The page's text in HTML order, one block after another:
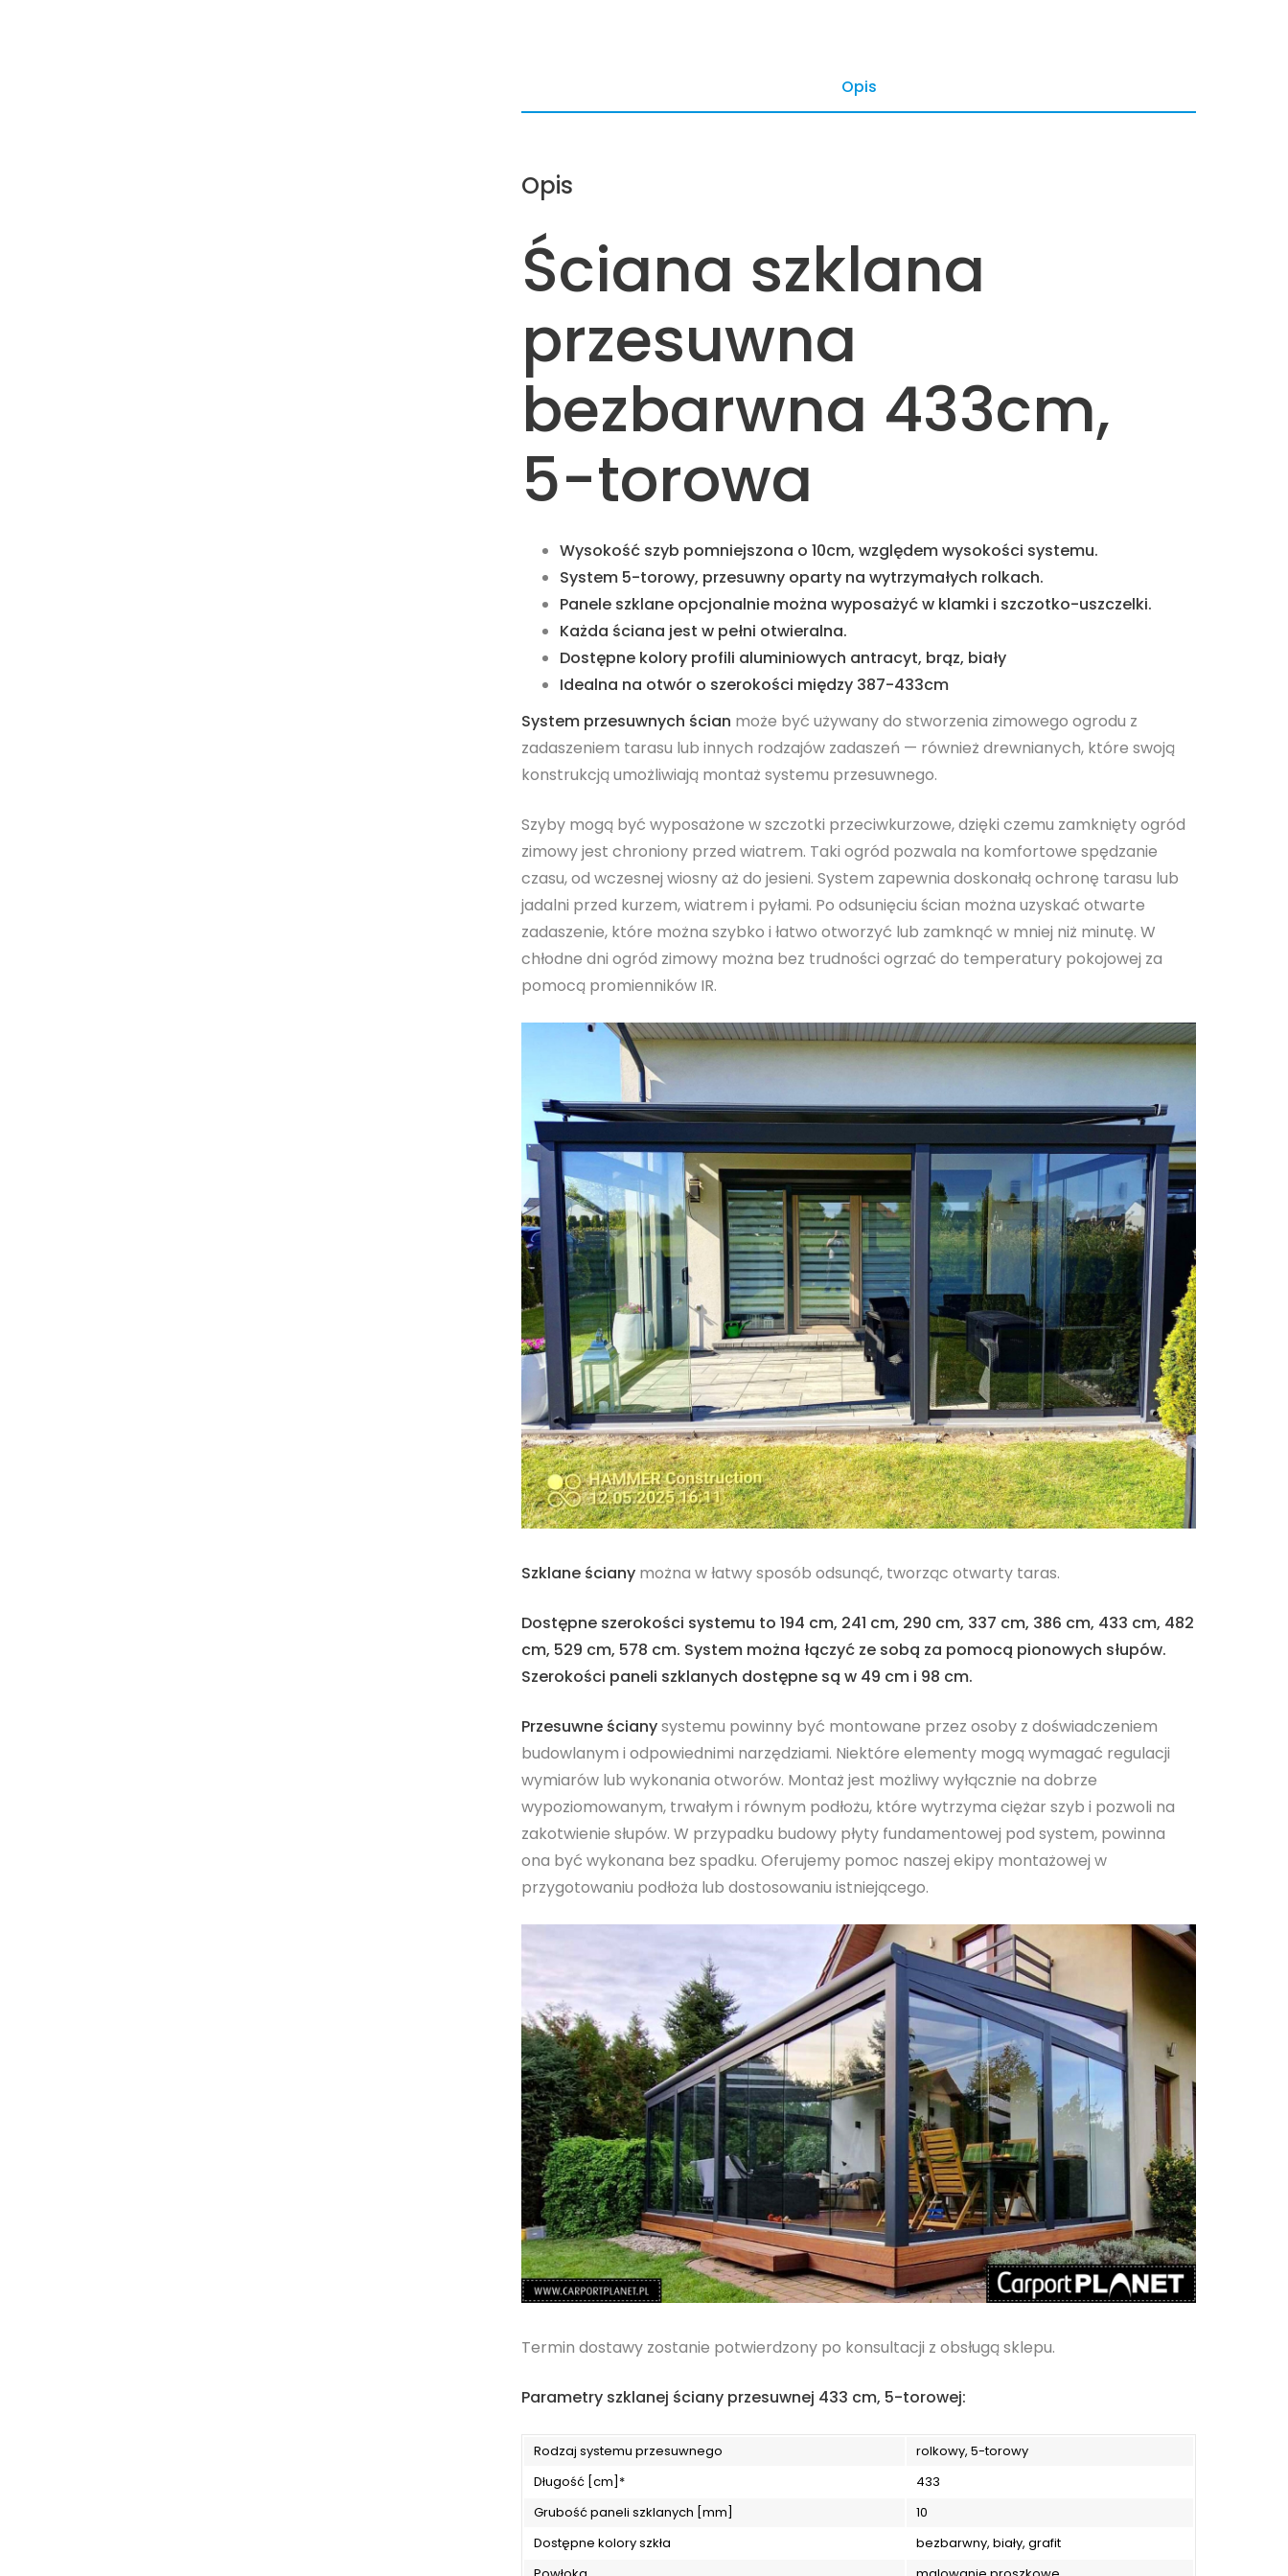
Opis
Opis
Ściana szklana
przesuwna
bezbarwna 433cm,
5-torowa
Wysokość szyb pomniejszona o 10cm, względem wysokości systemu.
System 5-torowy, przesuwny oparty na wytrzymałych rolkach.
Panele szklane opcjonalnie można wyposażyć w klamki i szczotko-uszczelki.
Każda ściana jest w pełni otwieralna.
Dostępne kolory profili aluminiowych antracyt, brąz, biały
Idealna na otwór o szerokości między 387-433cm
System przesuwnych ścian może być używany do stworzenia zimowego ogrodu z
zadaszeniem tarasu lub innych rodzajów zadaszeń — również drewnianych, które swoją
konstrukcją umożliwiają montaż systemu przesuwnego.
Szyby mogą być wyposażone w szczotki przeciwkurzowe, dzięki czemu zamknięty ogród
zimowy jest chroniony przed wiatrem. Taki ogród pozwala na komfortowe spędzanie
czasu, od wczesnej wiosny aż do jesieni. System zapewnia doskonałą ochronę tarasu lub
jadalni przed kurzem, wiatrem i pyłami. Po odsunięciu ścian można uzyskać otwarte
zadaszenie, które można szybko i łatwo otworzyć lub zamknąć w mniej niż minutę. W
chłodne dni ogród zimowy można bez trudności ogrzać do temperatury pokojowej za
pomocą promienników IR.
Szklane ściany można w łatwy sposób odsunąć, tworząc otwarty taras.
Dostępne szerokości systemu to 194 cm, 241 cm, 290 cm, 337 cm, 386 cm, 433 cm, 482
cm, 529 cm, 578 cm. System można łączyć ze sobą za pomocą pionowych słupów.
Szerokości paneli szklanych dostępne są w 49 cm i 98 cm.
Przesuwne ścianysystemu powinny być montowane przez osoby z doświadczeniem
budowlanym i odpowiednimi narzędziami. Niektóre elementy mogą wymagać regulacji
wymiarów lub wykonania otworów. Montaż jest możliwy wyłącznie na dobrze
wypoziomowanym, trwałym i równym podłożu, które wytrzyma ciężar szyb i pozwoli na
zakotwienie słupów. W przypadku budowy płyty fundamentowej pod system, powinna
ona być wykonana bez spadku. Oferujemy pomoc naszej ekipy montażowej w
przygotowaniu podłoża lub dostosowaniu istniejącego.
Termin dostawy zostanie potwierdzony po konsultacji z obsługą sklepu.
Parametry szklanej ściany przesuwnej 433 cm, 5-torowej:
Rodzaj systemu przesuwnego
rolkowy, 5-torowy
Długość [cm]*
433
Grubość paneli szklanych [mm]
10
Dostępne kolory szkła
bezbarwny, biały, grafit